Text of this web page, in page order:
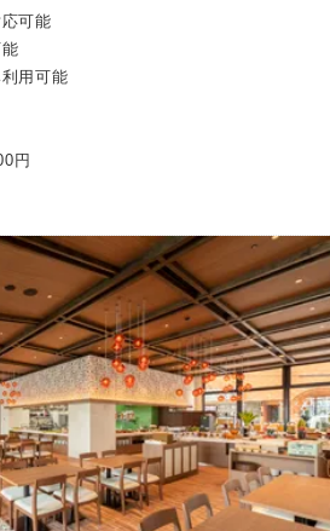
可能
用可能
円